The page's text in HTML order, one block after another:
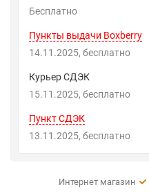
Бесплатно
Пункты выдачи Boxberry
14.11.2025
Бесплатно
Курьер СДЭК
15.11.2025
Бесплатно
Пункт СДЭК
13.11.2025
Бесплатно
Интернет магазин